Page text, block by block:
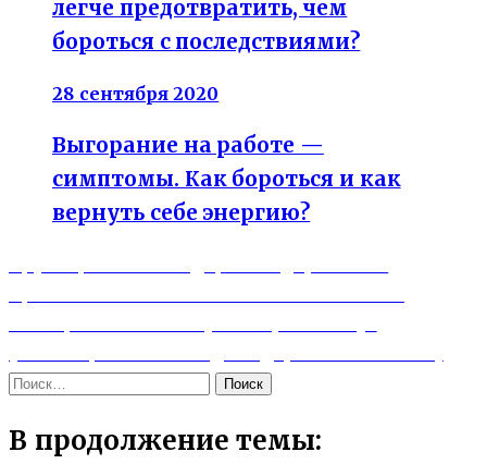
легче предотвратить, чем
бороться с последствиями?
28 сентября 2020
Выгорание на работе —
симптомы. Как бороться и как
вернуть себе энергию?
Навигация
по
записям
Найти:
В продолжение темы: